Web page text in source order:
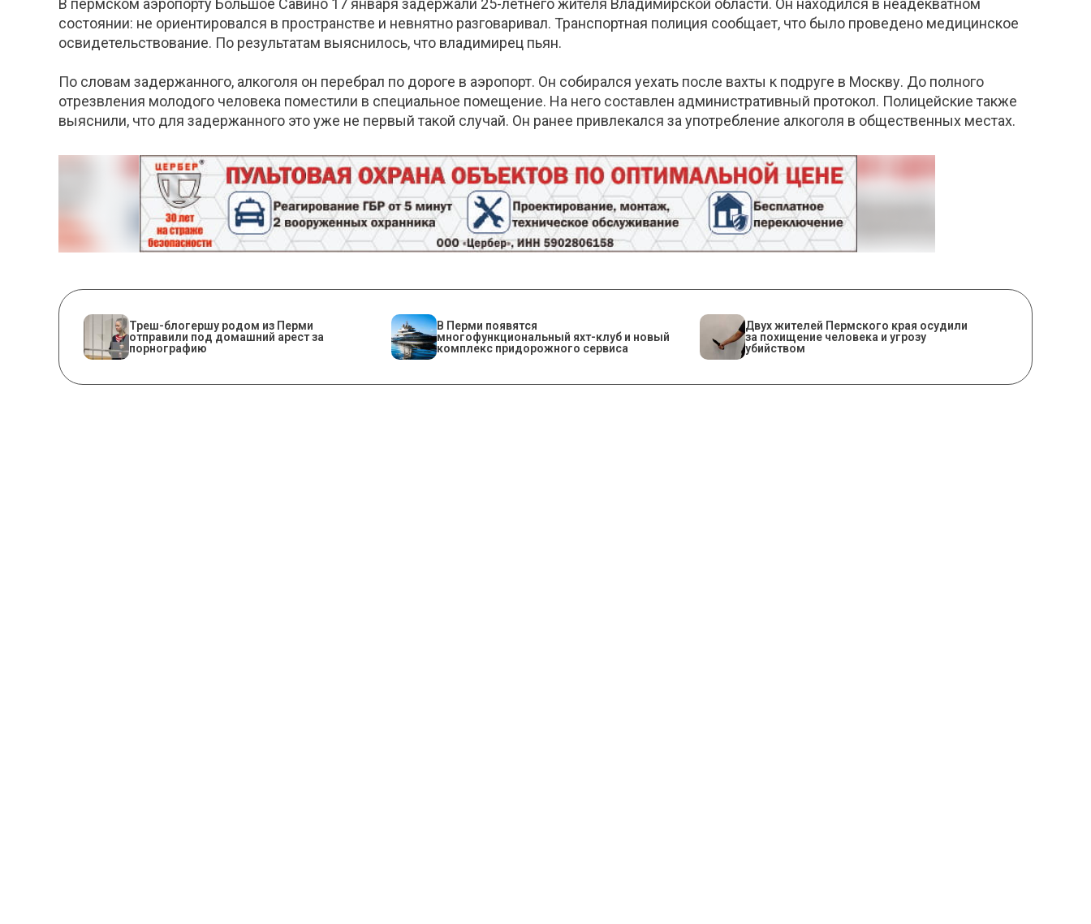
В пермском аэропорту Большое Савино 17 января задержали 25-летнего жителя Владимирской области. Он находился в неадекватном
состоянии: не ориентировался в пространстве и невнятно разговаривал. Транспортная полиция сообщает, что было проведено медицинское
освидетельствование. По результатам выяснилось, что владимирец пьян.
По словам задержанного, алкоголя он перебрал по дороге в аэропорт. Он собирался уехать после вахты к подруге в Москву. До полного
отрезвления молодого человека поместили в специальное помещение. На него составлен административный протокол. Полицейские также
выяснили, что для задержанного это уже не первый такой случай. Он ранее привлекался за употребление алкоголя в общественных местах.
Треш-блогершу родом из Перми
отправили под домашний арест за
порнографию
В Перми появятся
многофункциональный яхт-клуб и новый
комплекс придорожного сервиса
Двух жителей Пермского края осудили
за похищение человека и угрозу
убийством